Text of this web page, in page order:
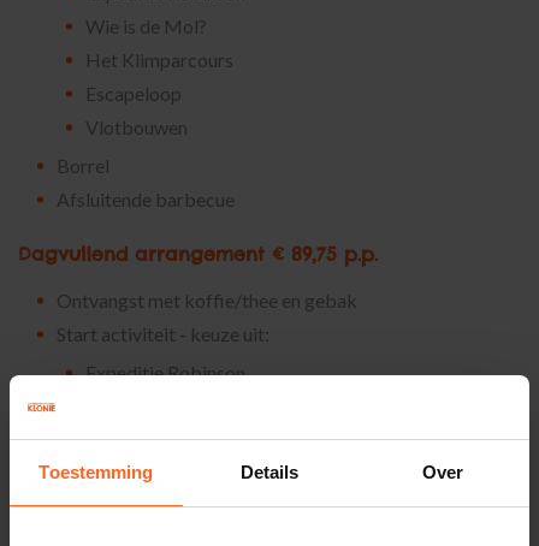
Toestemming Details Over
Wie is de Mol?
Het Klimparcours
Escapeloop
Vlotbouwen
Borrel
Afsluitende barbecue
Dagvullend arrangement € 89,75 p.p.
Ontvangst met koffie/thee en gebak
Start activiteit - keuze uit:
Expeditie Robinson
Het Klimparcours
Escapeloop
Vlotbouwen